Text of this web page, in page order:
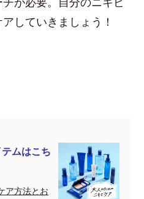
していきましょう！
ムはこち
ア方法とお